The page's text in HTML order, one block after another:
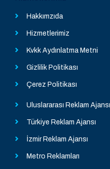
Hakkımzıda
Hizmetlerimiz
Kvkk Aydınlatma Metni
Gizlilik Politikası
Çerez Politikası
Uluslararası Reklam Ajansı
Türkiye Reklam Ajansı
İzmir Reklam Ajansı
Metro Reklamları